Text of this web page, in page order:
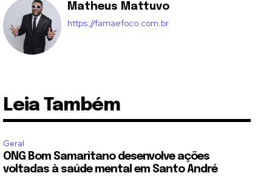
Matheus Mattuvo
https://famaefoco.com.br
Leia Também
Geral
ONG Bom Samaritano desenvolve ações
voltadas à saúde mental em Santo André